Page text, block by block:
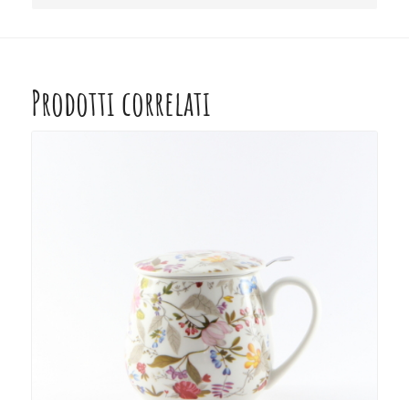
Prodotti correlati